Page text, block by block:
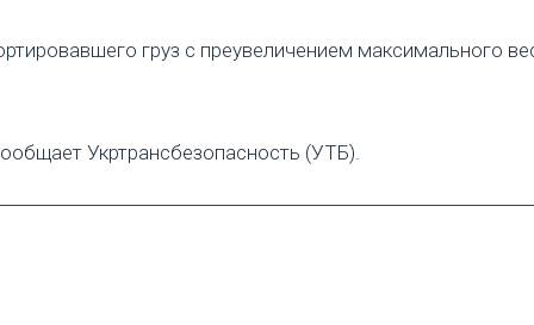
груз с преувеличением максимального
Укртрансбезопасность (УТБ).